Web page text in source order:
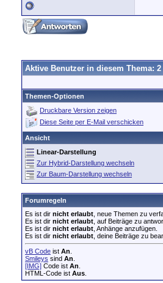
Aktive Benutzer in diesem Thema: 2
Themen-Optionen
Druckbare Version zeigen
Diese Seite per E-Mail verschicken
Ansicht
Linear-Darstellung
Zur Hybrid-Darstellung wechseln
Zur Baum-Darstellung wechseln
Forumregeln
Es ist dir nicht erlaubt , neue Themen zu
Es ist dir nicht erlaubt , auf Beiträge zu
Es ist dir nicht erlaubt , Anhänge anzufügen.
Es ist dir nicht erlaubt , deine Beiträge zu
vB Code ist An
Smileys sind An
[IMG] Code ist An
HTML-Code ist Aus